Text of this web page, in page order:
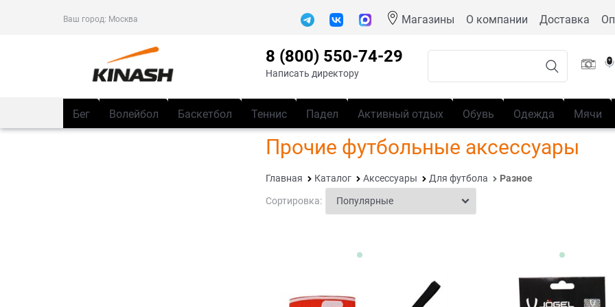
Ваш город: Москва Магазины О компании Доставка
8 (800) 550-74-29
Написать директору
Бег Волейбол Баскетбол Теннис Падел Активный отдых Обувь Одежда Мячи
Прочие футбольные аксессуары
Главная Каталог Аксессуары Для футбола Разное
Сортировка: